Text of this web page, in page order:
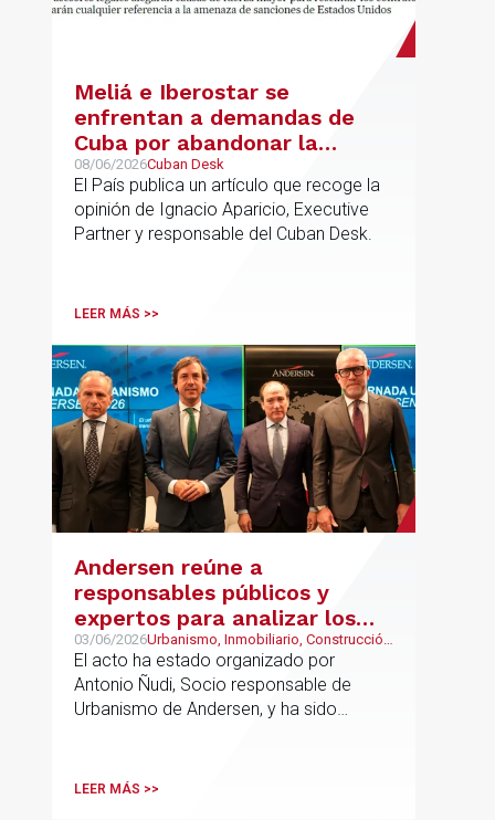
Meliá e Iberostar se
enfrentan a demandas de
Cuba por abandonar la
gestión de los hoteles
08/06/2026Cuban Desk
El País publica un artículo que recoge la
opinión de Ignacio Aparicio, Executive
Partner y responsable del Cuban Desk.
LEER MÁS >>
Andersen reúne a
responsables públicos y
expertos para analizar los
retos del urbanismo en
España
03/06/2026Urbanismo, Inmobiliario, Construcción
y Urbanismo
El acto ha estado organizado por
Antonio Ñudi, Socio responsable de
Urbanismo de Andersen, y ha sido
y Movilidad del Ayuntamiento de Madrid
LEER MÁS >>